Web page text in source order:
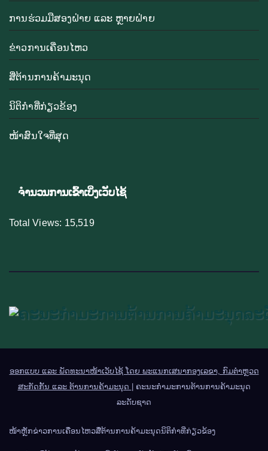
ການຮ່ວມມືສອງຝ່າຍ ແລະ ຫຼາຍຝ່າຍ
ຂ່າວການເຄື່ອນໄຫວ
ສື່ຕ້ານການຄ້າມະນຸດ
ນິຕິກຳທີ່ກ່ຽວຂ້ອງ
ໜ້າສົນໃຈທີ່ສຸດ
ຈຳນວນການເຂົ້າເບິ່ງເວັບໄຊ້
Total Views: 15,519
ອອກແບບ ແລະ ພັດທະນາໜ້າເວັບໄຊ້ ໂດຍ ພະແນກເສນາກອງເລຂາ, ກົມຕຳຫຼວດ
ສະກັດກັ້ນ ແລະ ຕ້ານການຄ້າມະນຸດ | ຄະນະກຳມະການຕ້ານການຄ້າມະນຸດ
ລະດັບຊາດ
ໜ້າຫຼັກຂ່າວການເຄື່ອນໄຫວສື່ຕ້ານການຄ້າມະນຸດນິຕິກຳທີ່ກ່ຽວຂ້ອງ